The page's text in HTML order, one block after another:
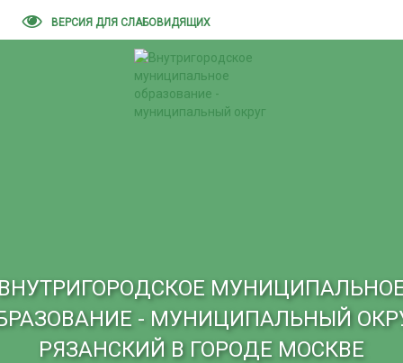
ВЕРСИЯ ДЛЯ СЛАБОВИДЯЩИХ
- МУНИЦИПАЛЬНЫЙ
РЯЗАНСКИЙ В ГОРОДЕ МОСКВЕ